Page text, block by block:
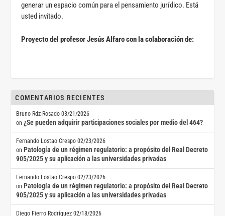
generar un espacio común para el pensamiento jurídico. Está
usted invitado.
Proyecto del profesor Jesús Alfaro con la colaboración de:
COMENTARIOS RECIENTES
Bruno Rdz-Rosado 03/21/2026
on¿Se pueden adquirir participaciones sociales por medio del 464?
Fernando Lostao Crespo 02/23/2026
on Patología de un régimen regulatorio: a propósito del Real Decreto
905/2025 y su aplicación a las universidades privadas
Fernando Lostao Crespo 02/23/2026
on Patología de un régimen regulatorio: a propósito del Real Decreto
905/2025 y su aplicación a las universidades privadas
Diego Fierro Rodríguez 02/18/2026